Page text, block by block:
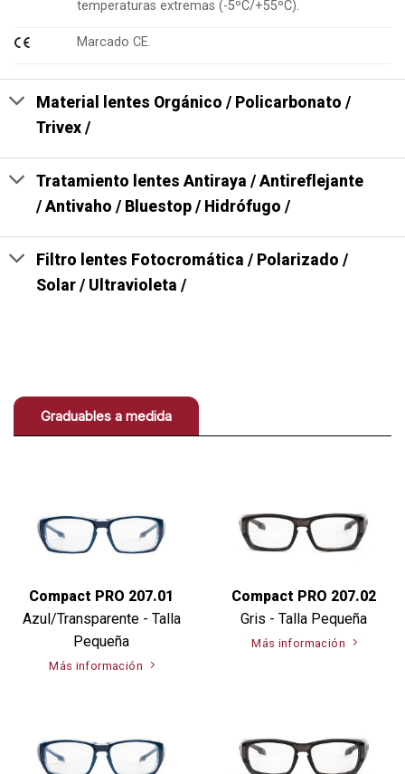
temperaturas extremas (-5ºC/+55ºC).
Marcado CE.
Material lentes Orgánico / Policarbonato /
Trivex /
Tratamiento lentes Antiraya / Antireflejante
/ Antivaho / Bluestop / Hidrófugo /
Filtro lentes Fotocromática / Polarizado /
Solar / Ultravioleta /
Graduables a medida
Compact PRO 207.01
Azul/Transparente - Talla
Pequeña
Más información
Compact PRO 207.02
Gris - Talla Pequeña
Más información